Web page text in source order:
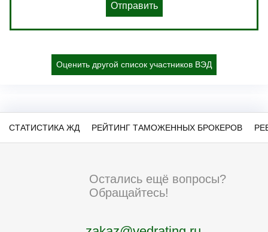
Отправить
Оценить другой список участников ВЭД
СТАТИСТИКА ЖД РЕЙТИНГ ТАМОЖЕННЫХ БРОКЕРОВ
Остались ещё вопросы?
Обращайтесь!